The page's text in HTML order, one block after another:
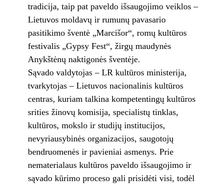
tradicija, taip pat paveldo išsaugojimo veiklos –
Lietuvos moldavų ir rumunų pavasario
pasitikimo šventė „Marcišor“, romų kultūros
festivalis „Gypsy Fest“, žirgų maudynės
Anykštėnų naktigonės šventėje.
Sąvado valdytojas – LR kultūros ministerija,
tvarkytojas – Lietuvos nacionalinis kultūros
centras, kuriam talkina kompetentingų kultūros
srities žinovų komisija, specialistų tinklas,
kultūros, mokslo ir studijų institucijos,
nevyriausybinės organizacijos, saugotojų
bendruomenės ir pavieniai asmenys. Prie
nematerialaus kultūros paveldo išsaugojimo ir
sąvado kūrimo proceso gali prisidėti visi, todėl